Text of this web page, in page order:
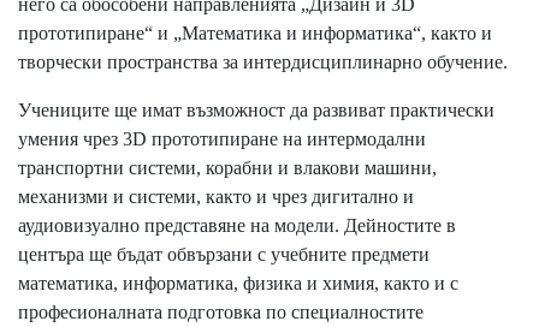
прототипиране“ и „Математика и информатика“, както и
творчески пространства за интердисциплинарно обучение.
Учениците ще имат възможност да развиват практически
умения чрез 3D прототипиране на интермодални
транспортни системи, корабни и влакови машини,
механизми и системи, както и чрез дигитално и
аудиовизуално представяне на модели. Дейностите в
центъра ще бъдат обвързани с учебните предмети
математика, информатика, физика и химия, както и с
професионалната подготовка по специалностите